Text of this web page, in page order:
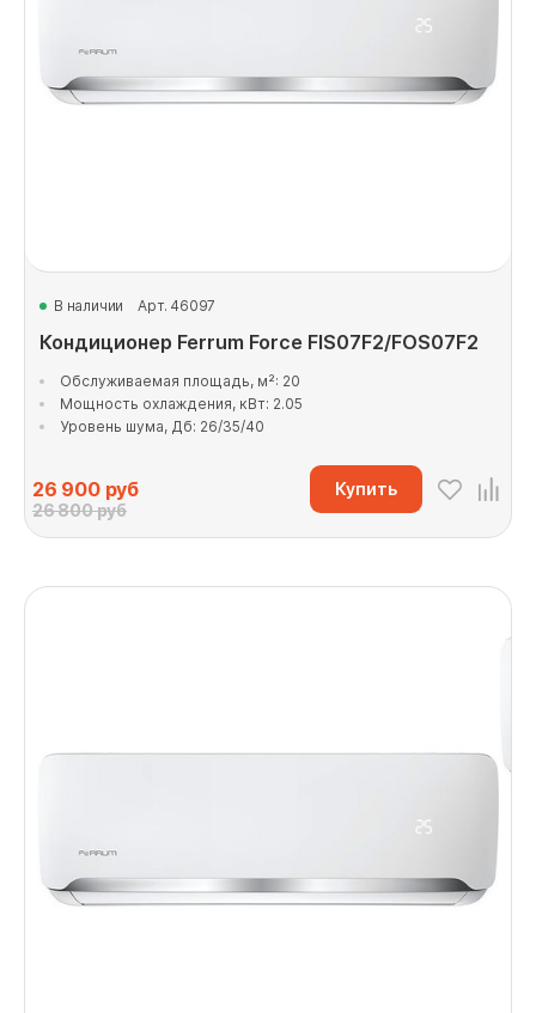
В наличии Арт. 46097
Кондиционер Ferrum Force FIS07F2/FOS07F2
Обслуживаемая площадь, м²: 20
Мощность охлаждения, кВт: 2.05
Уровень шума, Дб: 26/35/40
26 900руб
26 800 руб
Купить